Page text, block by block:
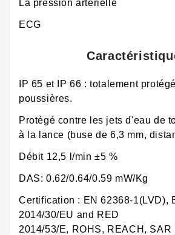
La pression artérielle
ECG
IP 65 et IP 66 : totalement
poussières.
Protégé contre les jets d'eau de
à la lance (buse de 6,3 mm,
Débit 12,5 l/min ±5 %
DAS: 0.62/0.64/0.59 mW/Kg
Certification : EN 62368-1(LVD),
2014/30/EU and RED
2014/53/E, ROHS, REACH, SAR